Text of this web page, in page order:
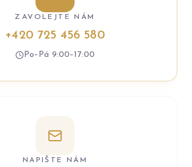
ZAVOLEJTE NÁM
+420 725 456 580
Po–Pá 9:00–17:00
NAPIŠTE NÁM